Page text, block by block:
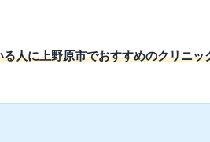
人に上野原市でおすすめのクリニッ